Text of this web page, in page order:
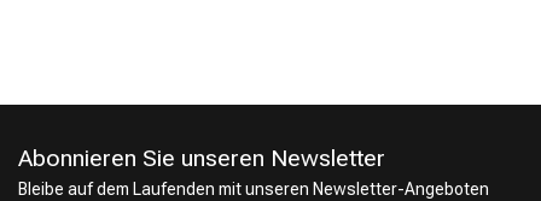
Abonnieren Sie unseren Newsletter
Bleibe auf dem Laufenden mit unseren Newsletter-Angeboten